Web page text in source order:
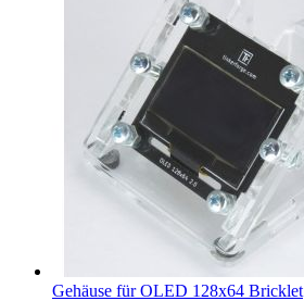
Gehäuse für OLED 128x64 Bricklet